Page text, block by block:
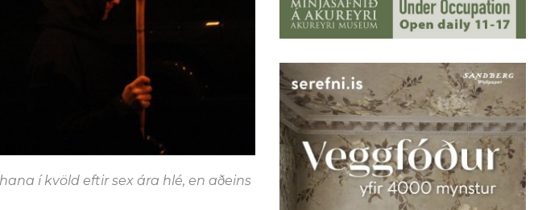
í kvöld eftir sex ára hlé, en aðeins